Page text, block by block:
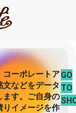
コーポレートア
などをデータ
ます。ご自身の
りイメージを作
GO
TO